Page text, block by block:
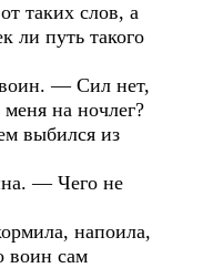
таких слов, а
ли путь такого
— Сил нет,
на ночлег?
выбился из
— Чего не
напоила,
воин сам